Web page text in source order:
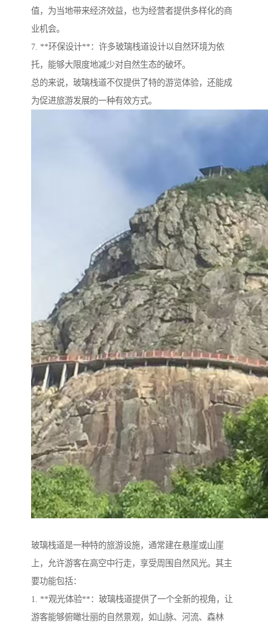
值，为当地带来经济效益，也为经营者提供多样化的商
业机会。
7. **环保设计**：许多玻璃栈道设计以自然环境为依
托，能够大限度地减少对自然生态的破坏。
总的来说，玻璃栈道不仅提供了特的游览体验，还能成
为促进旅游发展的一种有效方式。
玻璃栈道是一种特的旅游设施，通常建在悬崖或山崖
上，允许游客在高空中行走，享受周围自然风光。其主
要功能包括：
1. **观光体验**：玻璃栈道提供了一个全新的视角，让
游客能够俯瞰壮丽的自然景观，如山脉、河流、森林